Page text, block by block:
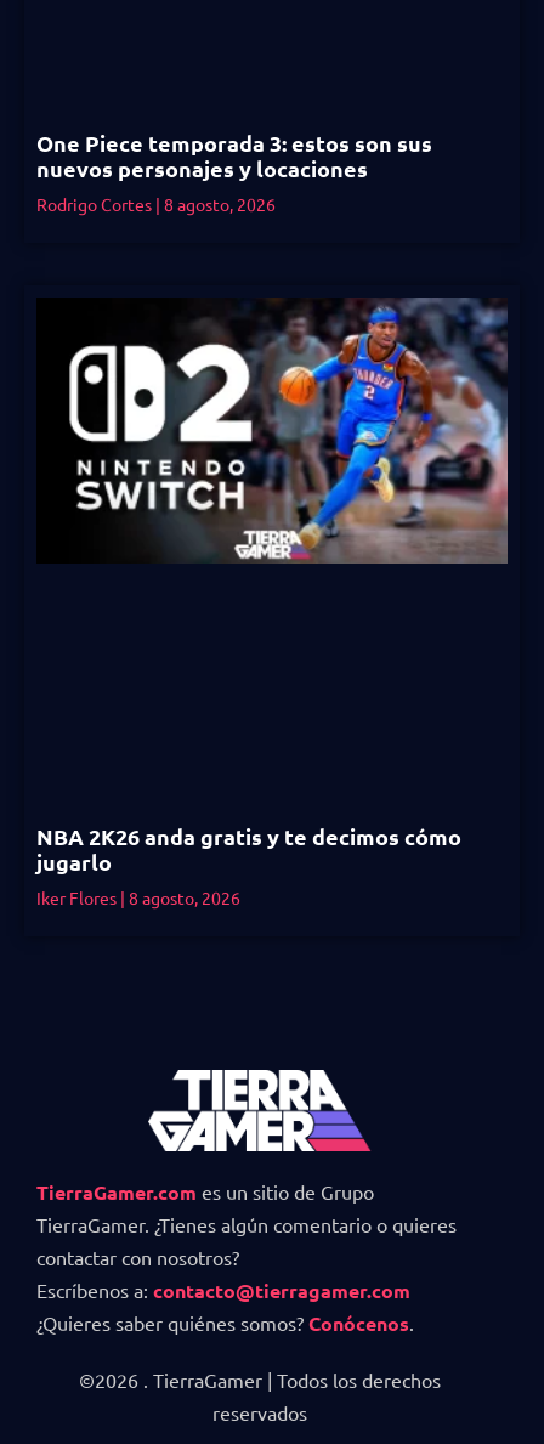
One Piece temporada 3: estos son sus
nuevos personajes y locaciones
Rodrigo Cortes 8 agosto, 2026
NBA 2K26 anda gratis y te decimos cómo
jugarlo
Iker Flores 8 agosto, 2026
TierraGamer.com es un sitio de Grupo
TierraGamer. ¿Tienes algún comentario o quieres
contactar con nosotros?
Escríbenos a: contacto@tierragamer.com
¿Quieres saber quiénes somos? Conócenos
©2026 . TierraGamer | Todos los derechos
reservados